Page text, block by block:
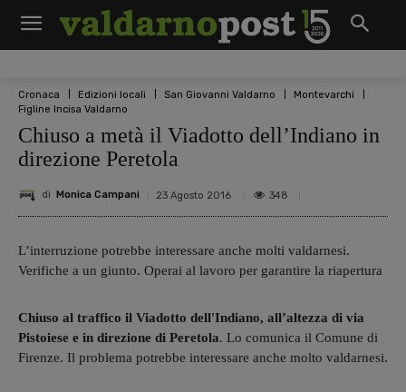
Cronaca Edizioni locali San Giovanni Valdarno
Montevarchi
Figline Incisa Valdarno
Chiuso a metà il Viadotto dell’Indiano in
direzione Peretola
di Monica Campani 23 Agosto 2016 348
L’interruzione potrebbe interessare anche molti valdarnesi.
Verifiche a un giunto. Operai al lavoro per garantire la riapertura
Chiuso al traffico il Viadotto dell'Indiano, all’altezza di via
Pistoiese e in direzione di Peretola. Lo comunica il Comune di
Firenze. Il problema potrebbe interessare anche molto valdarnesi.